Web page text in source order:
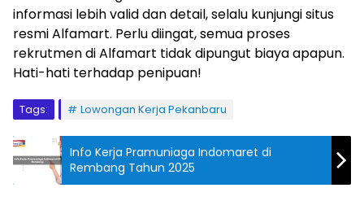
informasi lebih valid dan detail, selalu kunjungi situs
resmi Alfamart. Perlu diingat, semua proses
rekrutmen di Alfamart tidak dipungut biaya apapun.
Hati-hati terhadap penipuan!
Tags: Lowongan Kerja Pekanbaru
Info Kerja Pramuniaga Indomaret di
Rembang Tahun 2025